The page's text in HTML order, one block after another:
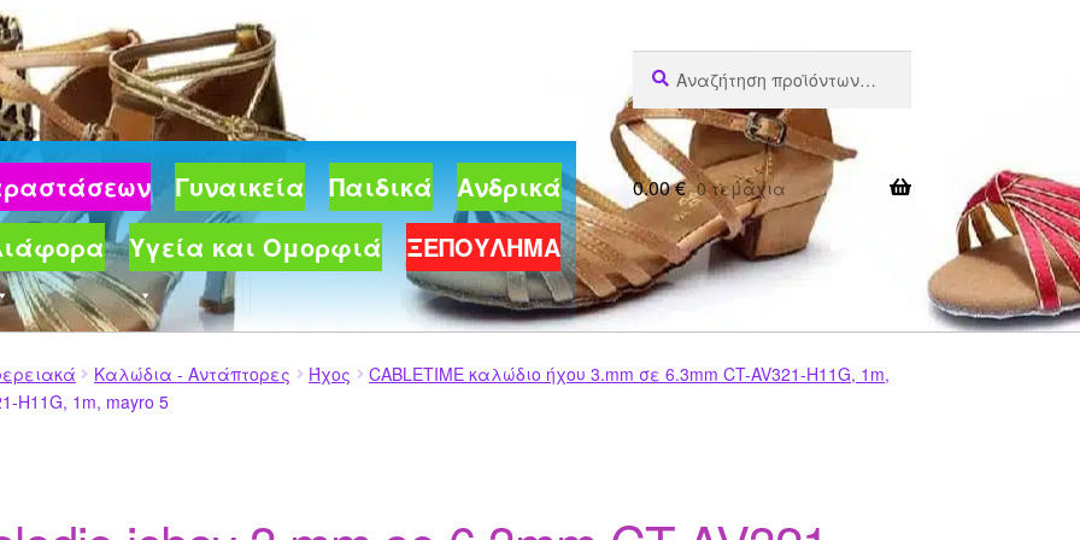
για:
Γυναικεία Παιδικά
Ανδρικά
Υγεία και Ομορφιά ΞΕΠΟΥΛΗΜΑ
0.00€ 0 τεμάχια
Καλώδια - Αντάπτορες Ήχος
CABLETIME καλώδιο ήχου 3.mm σε 6.3mm CT-AV321-H11G, 1m,
H11G, 1m, mayro 5